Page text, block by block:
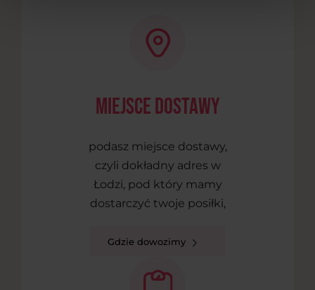
Miejsce dostawy
podasz miejsce dostawy,
czyli dokładny adres w
Łodzi, pod który mamy
dostarczyć twoje posiłki,
Gdzie dowozimy